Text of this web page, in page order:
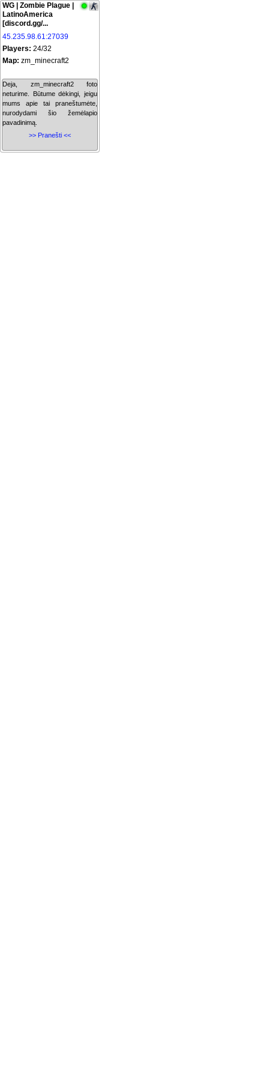
WG | Zombie Plague |
LatinoAmerica
[discord.gg/...
45.235.98.61:27039
Players: 24/32
Map: zm_minecraft2
Deja, zm_minecraft2 foto
neturime. Būtume dėkingi, jeigu
mums apie tai praneštumėte,
nurodydami šio žemėlapio
pavadinimą.
>> Pranešti <<